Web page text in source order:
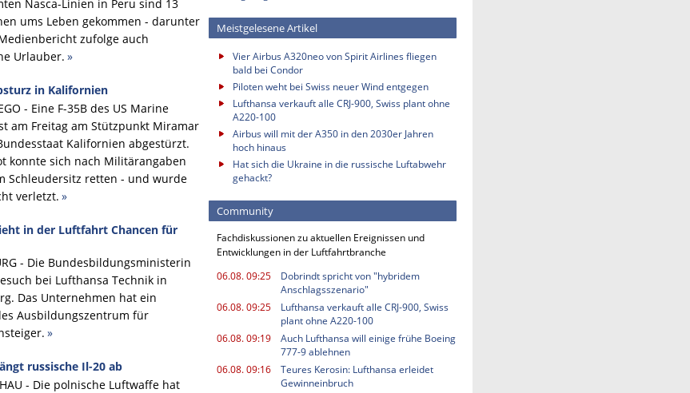
Nasca-Linien in Peru sind 13
ums Leben gekommen - darunter
zufolge auch
Urlauber. »
in Kalifornien
- Eine F-35B des US Marine
am Freitag am Stützpunkt Miramar
Kalifornien abgestürzt.
konnte sich nach Militärangaben
Schleudersitz retten - und wurde
verletzt. »
in der Luftfahrt Chancen für
- Die Bundesbildungsministerin
bei Lufthansa Technik in
Das Unternehmen hat ein
Ausbildungszentrum für
»
russische Il-20 ab
- Die polnische Luftwaffe hat
Meistgelesene Artikel
Vier Airbus A320neo von Spirit Airlines fliegen
bald bei Condor
Piloten weht bei Swiss neuer Wind entgegen
Lufthansa verkauft alle CRJ-900, Swiss plant ohne
A220-100
Airbus will mit der A350 in den 2030er Jahren
hoch hinaus
Hat sich die Ukraine in die russische Luftabwehr
gehackt?
Community
Fachdiskussionen zu aktuellen Ereignissen und
Entwicklungen in der Luftfahrtbranche
06.08. 09:25
Dobrindt spricht von "hybridem
Anschlagsszenario"
06.08. 09:25
Lufthansa verkauft alle CRJ-900, Swiss
plant ohne A220-100
06.08. 09:19
Auch Lufthansa will einige frühe Boeing
777-9 ablehnen
06.08. 09:16
Teures Kerosin: Lufthansa erleidet
Gewinneinbruch